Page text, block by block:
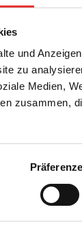
und
zu
Medien,
zusammen,